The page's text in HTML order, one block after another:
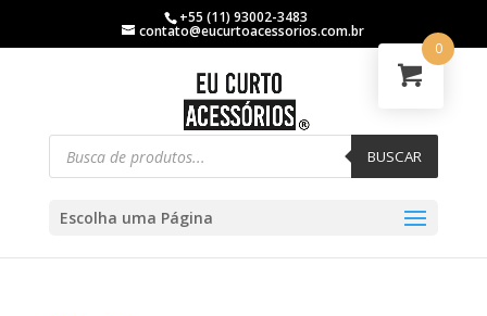
+55 (11) 93002-3483
contato@eucurtoacessorios.com.br
BUSCAR
Escolha uma Página
0